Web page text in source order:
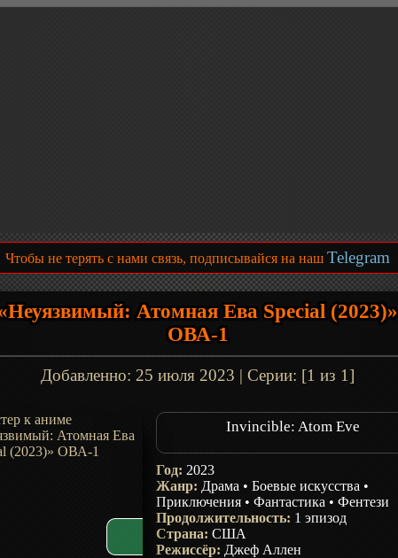
Чтобы не терять с нами связь, подписывайся на наш Telegram
Атомная Ева Special (2023)»
ОВА-1
Добавленно: 25 июля 2023 | Серии: [1 из 1]
Invincible: Atom Eve
Год: 2023
Жанр: Драма •Боевые искусства •
Приключения •Фантастика •Фентези
Продолжительность: 1 эпизод
Страна:США
Режиссёр: Джеф Аллен